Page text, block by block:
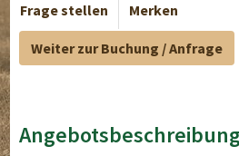
Frage stellen
Merken
Weiter zur Buchung / Anfrage
Angebotsbeschreibung